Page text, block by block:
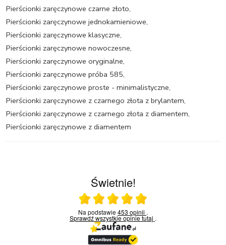
Pierścionki zaręczynowe czarne złoto,
Pierścionki zaręczynowe jednokamieniowe,
Pierścionki zaręczynowe klasyczne,
Pierścionki zaręczynowe nowoczesne,
Pierścionki zaręczynowe oryginalne,
Pierścionki zaręczynowe próba 585,
Pierścionki zaręczynowe proste - minimalistyczne,
Pierścionki zaręczynowe z czarnego złota z brylantem,
Pierścionki zaręczynowe z czarnego złota z diamentem,
Pierścionki zaręczynowe z diamentem
Świetnie!
Ocena średnia 5 na 5
Na podstawie453 opinii .
Sprawdź wszystkie opinietutaj .